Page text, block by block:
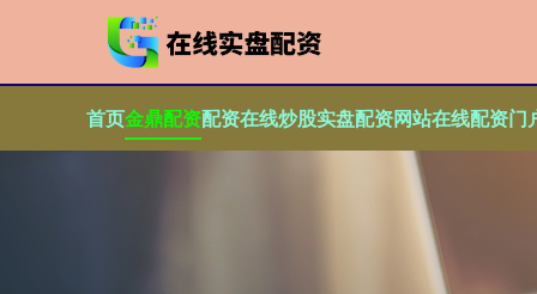
首页金鼎配资配资在线炒股实盘配资网站在线配资门